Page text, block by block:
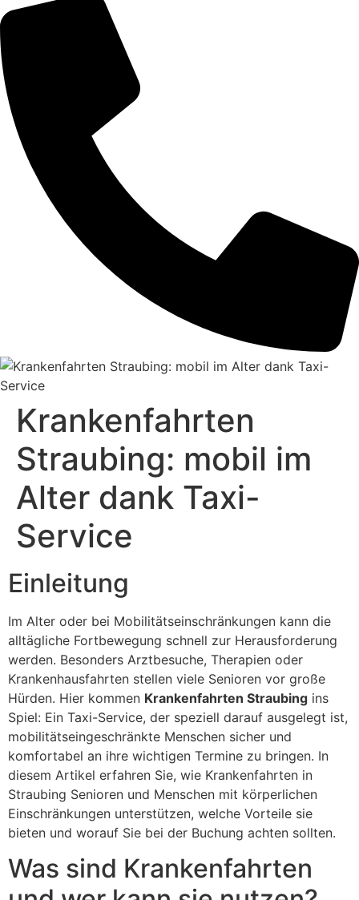
Krankenfahrten
Straubing: mobil im
Alter dank Taxi-
Service
Einleitung
Im Alter oder bei Mobilitätseinschränkungen kann die
alltägliche Fortbewegung schnell zur Herausforderung
werden. Besonders Arztbesuche, Therapien oder
Krankenhausfahrten stellen viele Senioren vor große
Hürden. Hier kommen Krankenfahrten Straubing ins
Spiel: Ein Taxi-Service, der speziell darauf ausgelegt ist,
mobilitätseingeschränkte Menschen sicher und
komfortabel an ihre wichtigen Termine zu bringen. In
diesem Artikel erfahren Sie, wie Krankenfahrten in
Straubing Senioren und Menschen mit körperlichen
Einschränkungen unterstützen, welche Vorteile sie
bieten und worauf Sie bei der Buchung achten sollten.
Was sind Krankenfahrten